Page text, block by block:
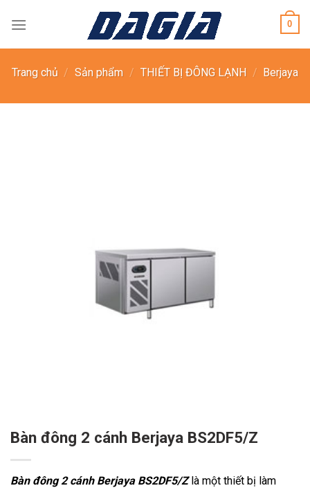
0
Trang chủ / Sản phẩm / THIẾT BỊ ĐÔNG LẠNH / Berjaya
Bàn đông 2 cánh Berjaya BS2DF5/Z
Bàn đông 2 cánh Berjaya BS2DF5/Zlà một thiết bị làm